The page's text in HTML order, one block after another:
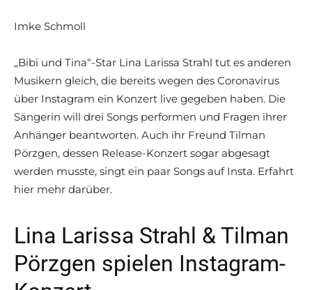
Imke Schmoll
„Bibi und Tina“-Star Lina Larissa Strahl tut es anderen
Musikern gleich, die bereits wegen des Coronavirus
über Instagram ein Konzert live gegeben haben. Die
Sängerin will drei Songs performen und Fragen ihrer
Anhänger beantworten. Auch ihr Freund Tilman
Pörzgen, dessen Release-Konzert sogar abgesagt
werden musste, singt ein paar Songs auf Insta. Erfahrt
hier mehr darüber.
Lina Larissa Strahl & Tilman
Pörzgen spielen Instagram-